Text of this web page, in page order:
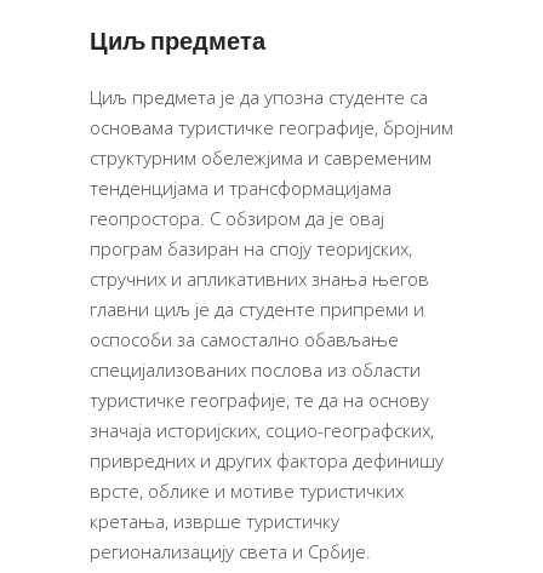
Циљ предмета
Циљ предмета је да упозна студенте са
основама туристичке географије, бројним
структурним обележјима и савременим
тенденцијама и трансформацијама
геопростора. С обзиром да је овај
програм базиран на споју теоријских,
стручних и апликативних знања његов
главни циљ је да студенте припреми и
оспособи за самостално обављање
специјализованих послова из области
туристичке географије, те да на основу
значаја историјских, социо-географских,
привредних и других фактора дефинишу
врсте, облике и мотиве туристичких
кретања, изврше туристичку
регионализацију света и Србије.